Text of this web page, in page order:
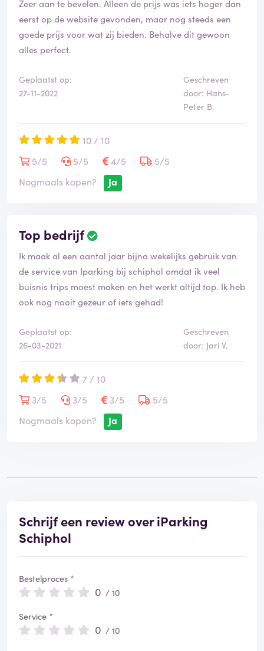
o
o
r
d
v
e
r
e
d
Zeer aan te bevelen. Alleen de prijs was iets hoger dan
eerst op de website gevonden, maar nog steeds een
goede prijs voor wat zij bieden. Behalve dit gewoon
alles perfect.
Geplaatst op:
27-11-2022
Geschreven
door: Hans-
Peter B.
10 / 10
5/5
5/5 4/5
5/5
Nogmaals kopen?
Ja
Top bedrijf
B
o
o
r
d
e
s
g
e
i
r
d
Ik maak al een aantal jaar bijna wekelijks gebruik van
de service van Iparking bij schiphol omdat ik veel
buisnis trips moest maken en het werkt altijd top. Ik heb
ook nog nooit gezeur of iets gehad!
Geplaatst op:
26-03-2021
Geschreven
door: Jari V.
7 / 10
3/5
3/5 3/5
5/5
Nogmaals kopen?
Ja
Schrijf een review over iParking
Schiphol
Bestelproces *
0 / 10
Service *
0 / 10